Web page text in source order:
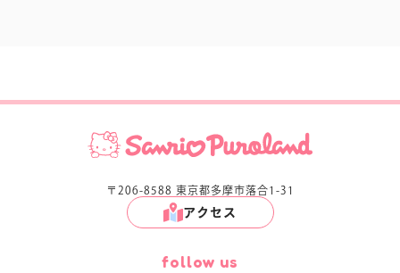
〒206-8588 東京都多摩市落合1-31
アクセス
follow us